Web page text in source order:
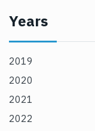
Years
2019
2020
2021
2022